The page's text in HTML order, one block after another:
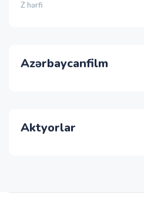
Z hərfi
Azərbaycanfilm
Aktyorlar